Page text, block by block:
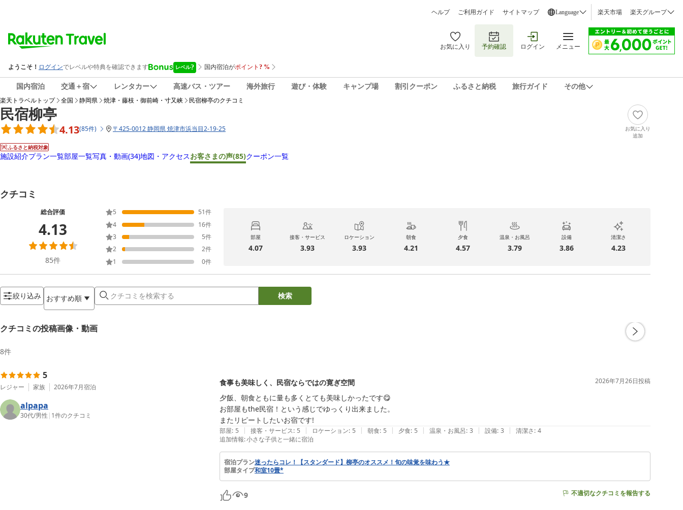
ヘルプ ご利用ガイド サイトマップ Language 楽天市場 楽天グループ
お気に入り 予約確認 ログイン メニュー
国内宿泊 交通＋宿 レンタカー 高速バス・ツアー 海外旅行 遊び・体験 キャンプ場 割引クーポン ふるさと納税 旅行ガイド その他
楽天トラベルトップ 全国 静岡県 焼津・藤枝・御前崎・寸又峡 民宿柳亭のクチコミ
民宿柳亭
4.13(85件) 〒425-0012 静岡県 焼津市浜当目2-19-25
ふるさと納税対象
お気に入り
追加
施設紹介プラン一覧部屋一覧写真・動画(34)地図・アクセスお客さまの声(85)クーポン一覧
クチコミ
総合評価
4.13
85件
5 51件
4
16件
3
5件
2
2件
1
0件
部屋
4.07
接客・サービス
3.93
ロケーション
3.93
朝食
4.21
夕食
4.57
温泉・お風呂
3.79
設備
3.86
清潔さ
4.23
絞り込み おすすめ順 検索
クチコミの投稿画像・動画
8件
5
レジャー 家族 2026年7月宿泊
alpapa
30代/男性 | 1件のクチコミ
食事も美味しく、民宿ならではの寛ぎ空間 2026年7月26日投稿
夕飯、朝食ともに量も多くとても美味しかったです😋
お部屋もthe民宿！という感じでゆっくり出来ました。
またリピートしたいお宿です!
部屋: 5 | 接客・サービス: 5 | ロケーション: 5 | 朝食: 5 | 夕食: 5 | 温泉・お風呂: 3 | 設備: 3 | 清潔さ: 4
追加情報:小さな子供と一緒に宿泊
宿泊プラン迷ったらコレ！【スタンダード】柳亭のオススメ！旬の味覚を味わう★
部屋タイプ和室10畳*
9 不適切なクチコミを報告する